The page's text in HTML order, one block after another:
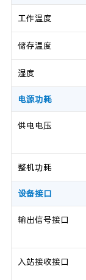
工作温度
储存温度
湿度
电源功耗
供电电压
整机功耗
设备接口
输出信号接口
入站接收接口